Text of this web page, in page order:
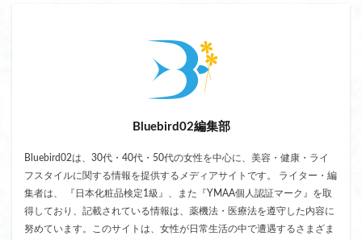
Bluebird02編集部
Bluebird02は、30代・40代・50代の女性を中心に、美容・健康・ライ
フスタイルに関する情報を提供するメディアサイトです。 ライター・編
集者は、 『日本化粧品検定1級』、また『YMAA個人認証マーク』を取
得しており、記載されている情報は、薬機法・医療法を遵守した内容に
努めています。このサイトは、女性が日常生活の中で遭遇するさまざま